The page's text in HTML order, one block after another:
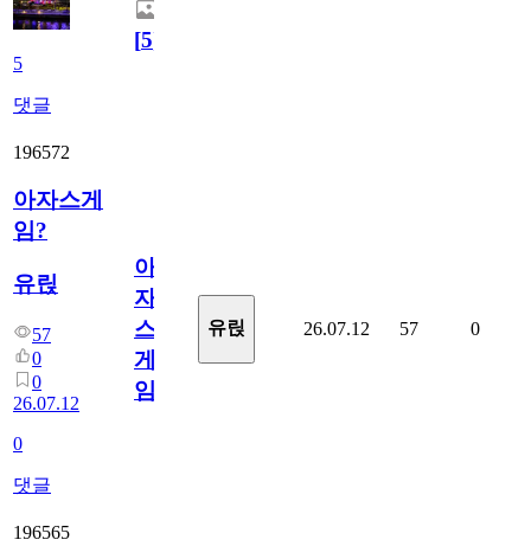
5
댓글
[5]
196572
아자스게
임?
유릱
57
0
0
26.07.12
0
댓글
아
자
스
게
임?
유릱 26.07.12 57 0
196565